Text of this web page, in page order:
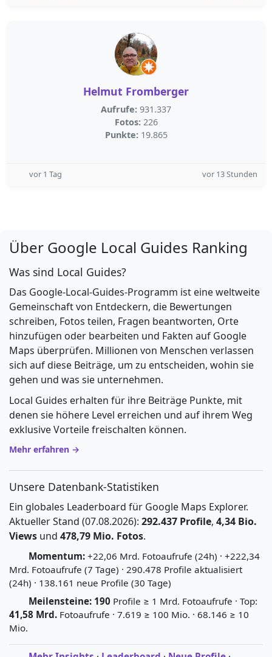
Helmut Fromberger
Aufrufe: 931.337
Fotos: 226
Punkte: 19.865
vor 1 Tag vor 13 Stunden
Über Google Local Guides Ranking
Was sind Local Guides?
Das Google-Local-Guides-Programm ist eine weltweite
Gemeinschaft von Entdeckern, die Bewertungen
schreiben, Fotos teilen, Fragen beantworten, Orte
hinzufügen oder bearbeiten und Fakten auf Google
Maps überprüfen. Millionen von Menschen verlassen
sich auf diese Beiträge, um zu entscheiden, wohin sie
gehen und was sie unternehmen.
Local Guides erhalten für ihre Beiträge Punkte, mit
denen sie höhere Level erreichen und auf ihrem Weg
exklusive Vorteile freischalten können.
Mehr erfahren →
Unsere Datenbank-Statistiken
Ein globales Leaderboard für Google Maps Explorer.
Aktueller Stand (07.08.2026): 292.437 Profile, 4,34 Bio.
Views und 478,79 Mio. Fotos.
Momentum: +22,06 Mrd. Fotoaufrufe (24h) · +222,34
Mrd. Fotoaufrufe (7 Tage) · 290.478 Profile aktualisiert
(24h) · 138.161 neue Profile (30 Tage)
Meilensteine: 190 Profile ≥ 1 Mrd. Fotoaufrufe · Top:
41,58 Mrd. Fotoaufrufe · 7.619 ≥ 100 Mio. · 68.146 ≥ 10
Mio.